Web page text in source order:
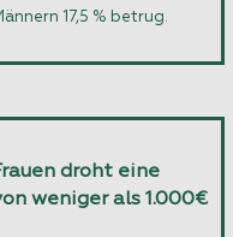
17,5 % betrug.
droht eine
weniger als 1.000€